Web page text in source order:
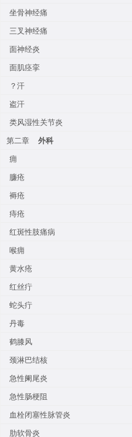
坐骨神经痛
三叉神经痛
面神经炎
面肌痉挛
？汗
盗汗
类风湿性关节炎
第二章
外科
痈
臁疮
褥疮
痔疮
红斑性肢痛病
喉痈
黄水疮
红丝疔
蛇头疔
丹毒
鹤膝风
颈淋巴结核
急性阑尾炎
急性肠梗阻
血栓闭塞性脉管炎
肋软骨炎